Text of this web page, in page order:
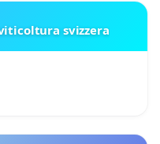
svizzera